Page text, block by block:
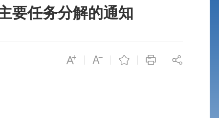
要任务分解的通知